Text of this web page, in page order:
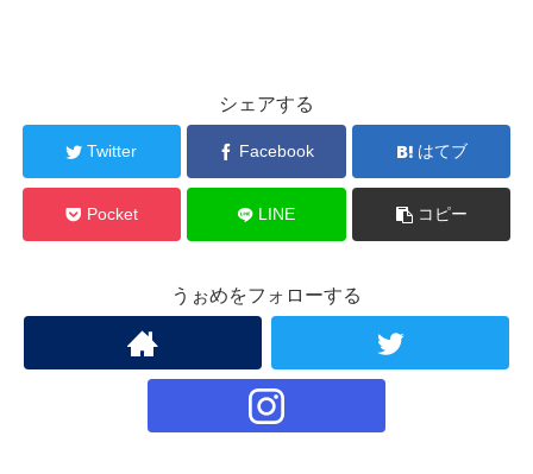
シェアする
Twitter Facebook はてブ
Pocket LINE コピー
うぉめをフォローする